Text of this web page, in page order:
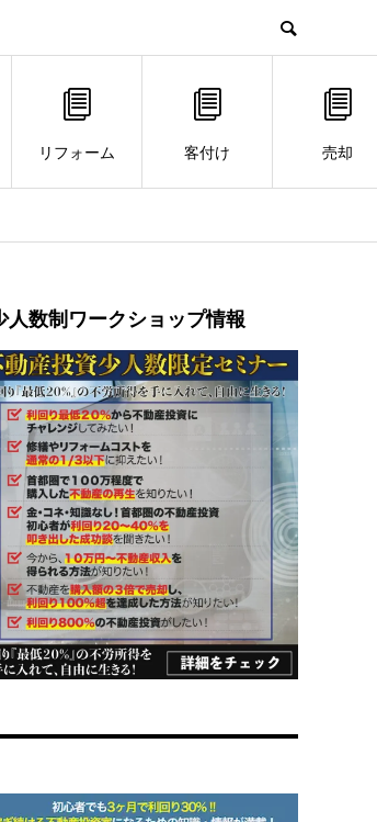
リフォーム 客付け 売却
数制ワークショップ情報